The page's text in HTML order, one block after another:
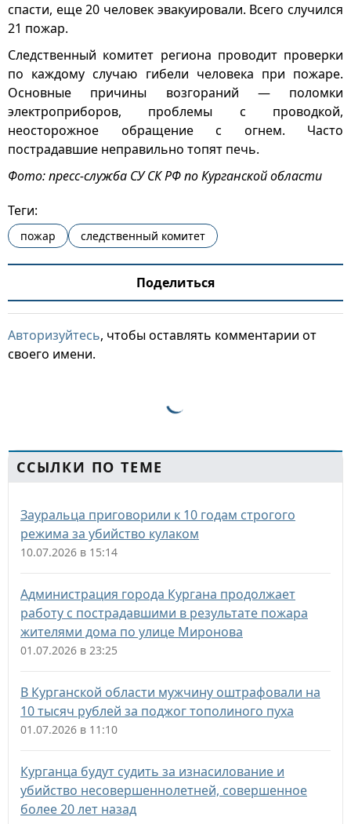
спасти, еще 20 человек эвакуировали. Всего случился
21 пожар.
Следственный комитет региона проводит проверки
по каждому случаю гибели человека при пожаре.
Основные причины возгораний — поломки
электроприборов, проблемы с проводкой,
неосторожное обращение с огнем. Часто
пострадавшие неправильно топят печь.
Фото: пресс-служба СУ СК РФ по Курганской области
Теги:
пожар следственный комитет
Поделиться
Авторизуйтесь, чтобы оставлять комментарии от
своего имени.
ССЫЛКИ ПО ТЕМЕ
Зауральца приговорили к 10 годам строгого
режима за убийство кулаком
10.07.2026 в 15:14
Администрация города Кургана продолжает
работу с пострадавшими в результате пожара
жителями дома по улице Миронова
01.07.2026 в 23:25
В Курганской области мужчину оштрафовали на
10 тысяч рублей за поджог тополиного пуха
01.07.2026 в 11:10
Курганца будут судить за изнасилование и
убийство несовершеннолетней, совершенное
более 20 лет назад